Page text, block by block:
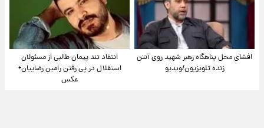
افشای محل پناهگاه‌ رهبر شهید روی آنتن
زنده تلویزیون/ویدیو
انتقاد تند پیمان طالبی از مسئولان
استقلال در پی رفتن رامین رضاییان+
عکس